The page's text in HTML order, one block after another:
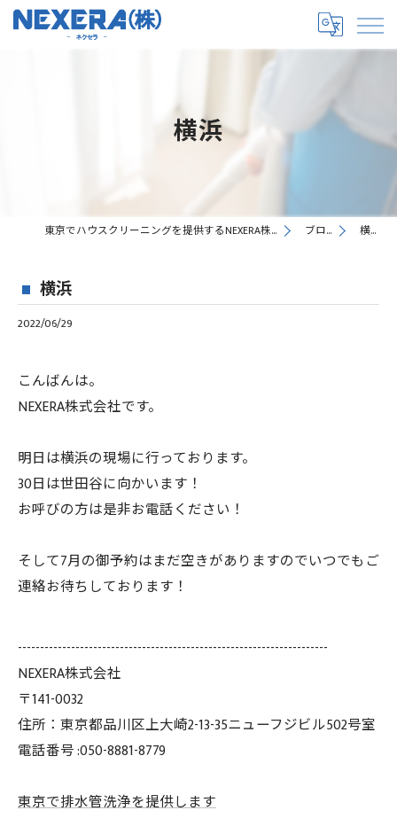
横浜
東京でハウスクリーニングを提供するNEXERA株式会社 ブログ 横浜
横浜
2022/06/29
こんばんは。
NEXERA株式会社です。
明日は横浜の現場に行っております。
30日は世田谷に向かいます！
お呼びの方は是非お電話ください！
そして7月の御予約はまだ空きがありますのでいつでもご
連絡お待ちしております！
----------------------------------------------------------------------
NEXERA株式会社
〒141-0032
住所：東京都品川区上大崎2-13-35ニューフジビル502号室
電話番号 :050-8881-8779
東京で排水管洗浄を提供します